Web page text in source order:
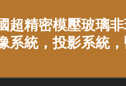
超精密模壓玻璃
系統，投影系統